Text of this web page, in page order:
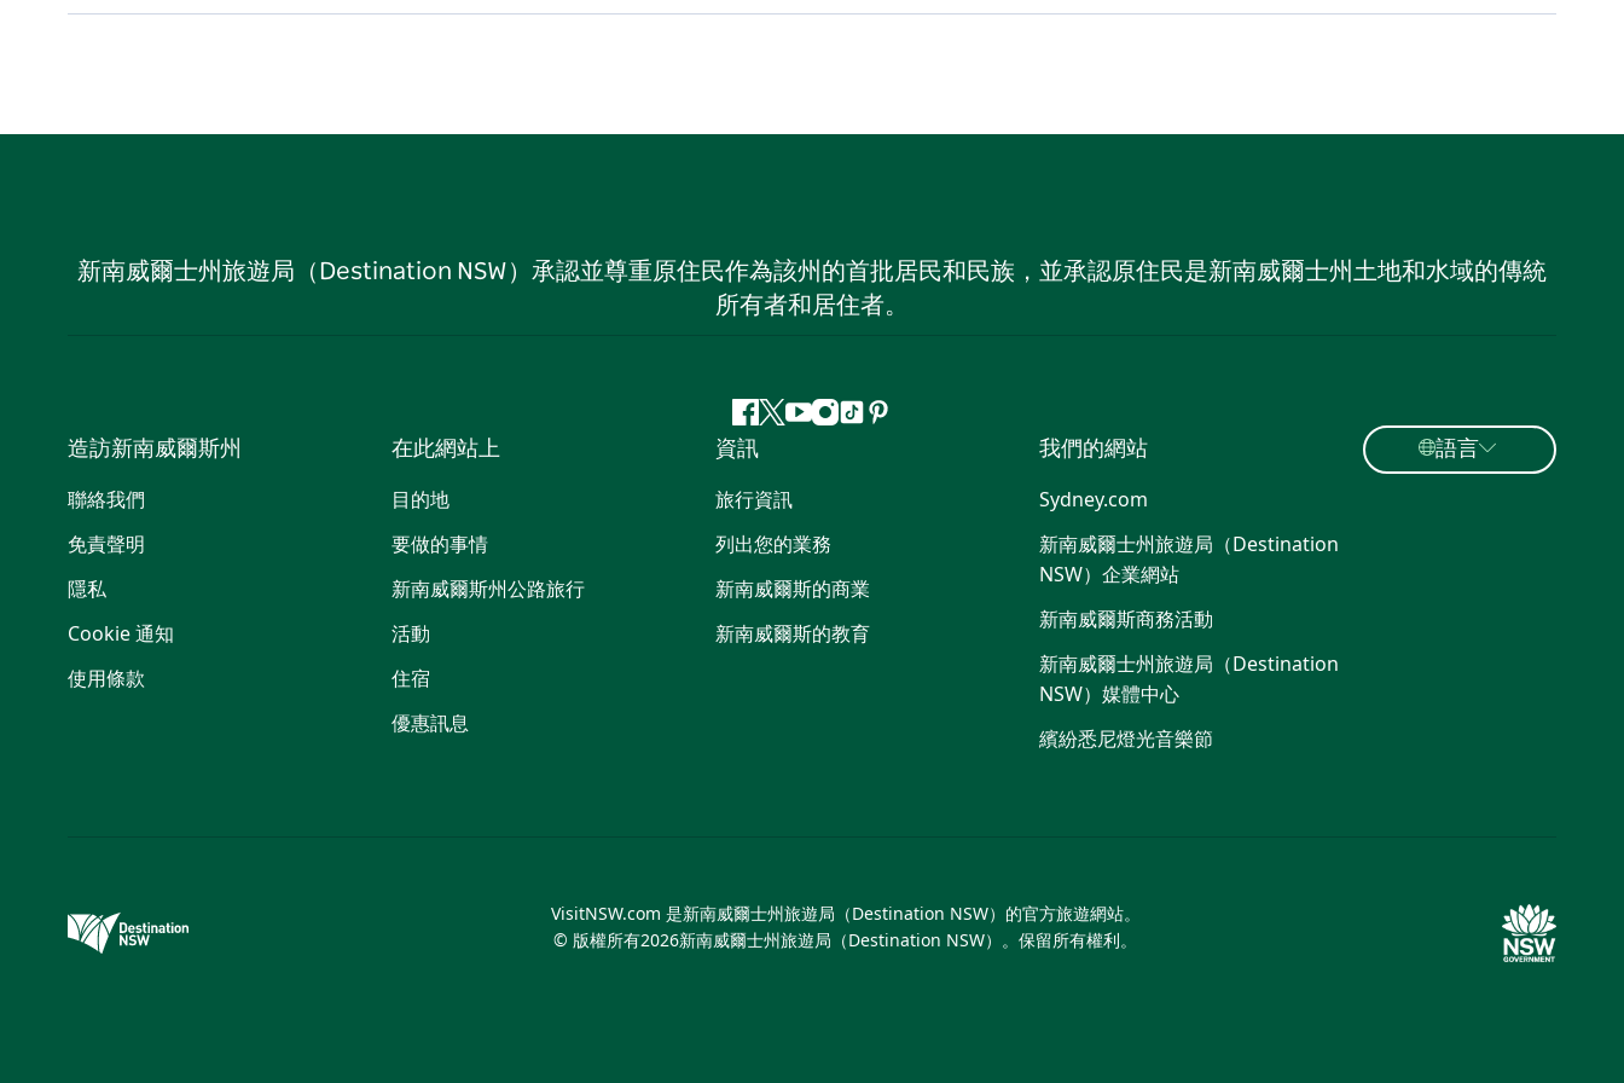
新南威爾士州旅遊局（Destination NSW）承認並尊重原住民作為該州的首批居民和民族，並承認原住民是新南威爾士州土地和水域的傳統
所有者和居住者。
Facebook
嘰
喳
喳
Youtube
Instagram
抖 Pinterest
造訪新南威爾斯州
聯絡我們
免責聲明
隱私
Cookie 通知
使用條款
在此網站上
目的地
要做的事情
新南威爾斯州公路旅行
活動
住宿
優惠訊息
資訊
旅行資訊
列出您的業務
新南威爾斯的商業
新南威爾斯的教育
我們的網站
Sydney.com
新南威爾士州旅遊局（Destination
NSW）企業網站​
新南威爾斯商務活動
新南威爾士州旅遊局（Destination
NSW）媒體中心
繽紛悉尼燈光音樂節
語言
VisitNSW.com 是新南威爾士州旅遊局（Destination NSW）的官方旅遊網站。
© 版權所有2026新南威爾士州旅遊局（Destination NSW）。保留所有權利。